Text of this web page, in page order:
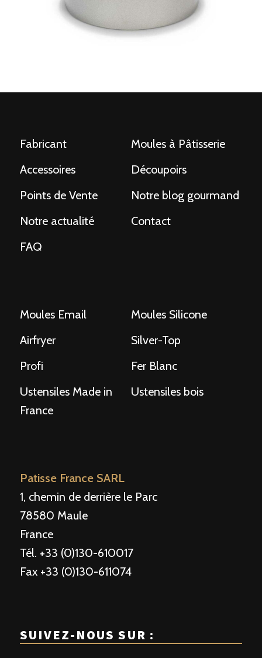
Fabricant
Moules à Pâtisserie
Accessoires
Découpoirs
Points de Vente
Notre blog gourmand
Notre actualité
Contact
FAQ
Moules Email
Moules Silicone
Airfryer
Silver-Top
Profi
Fer Blanc
Ustensiles Made in
France
Ustensiles bois
Patisse France SARL
1, chemin de derrière le Parc
78580 Maule
France
Tél. +33 (0)130-610017
Fax +33 (0)130-611074
SUIVEZ-NOUS SUR :